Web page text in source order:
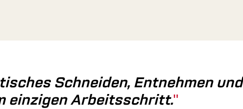
Schneiden, Entnehmen und
einzigen Arbeitsschritt.